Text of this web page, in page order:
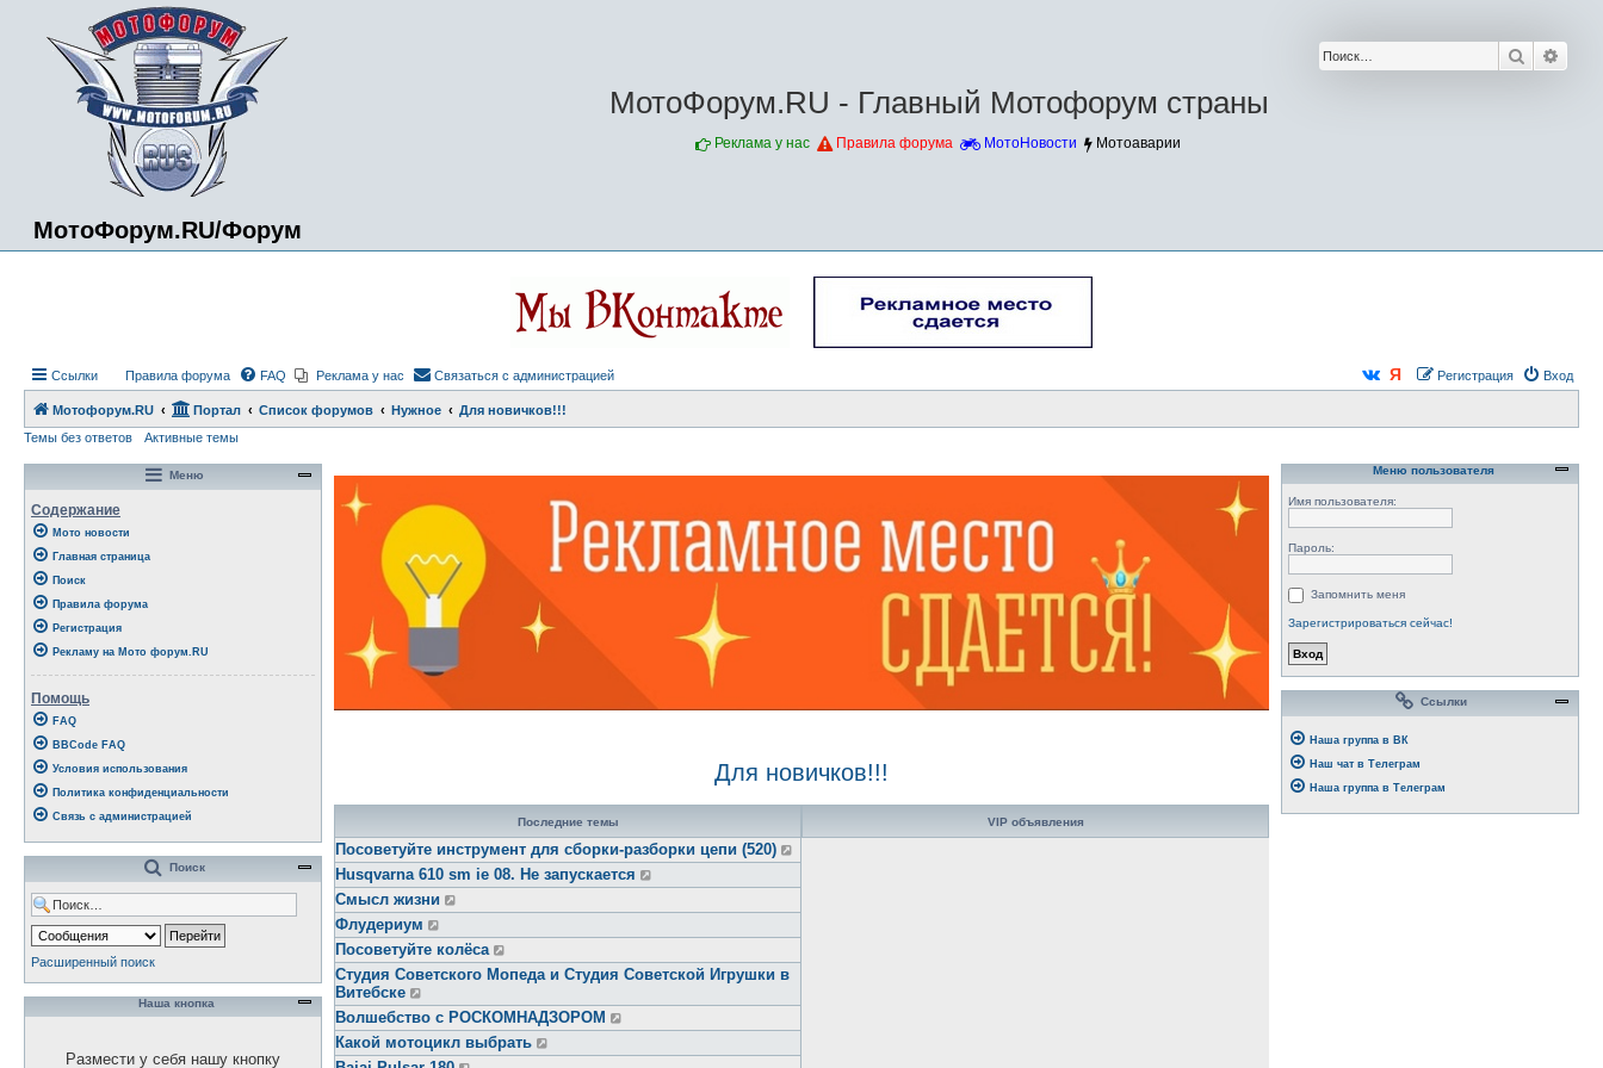
МотоФорум.RU/Форум
Поиск
МотоФорум.RU - Главный Мотофорум страны
Реклама у нас Правила форума МотоНовости Мотоаварии
Ссылки Правила форума FAQ Реклама у нас Связаться с администрацией Вход
Регистрация
Мотофорум.RU Портал Список форумов Нужное
Для новичков!!!
Темы без ответов
Активные темы
Для новичков!!!
Последние темы
Посоветуйте инструмент для сборки-разборки цепи (520)
Husqvarna 610 sm ie 08. Не запускается
Смысл жизни
Флудериум
Посоветуйте колёса
Студия Советского Мопеда и Студия Советской Игрушки в
Витебске
Волшебство с РОСКОМНАДЗОРОМ
Какой мотоцикл выбрать
VIP объявления
Меню
Содержание
Мото новости
Главная страница
Поиск
Правила форума
Регистрация
Рекламу на Мото форум.RU
Помощь
FAQ
BBCode FAQ
Условия использования
Политика конфиденциальности
Связь с администрацией
Поиск
Расширенный поиск
Наша кнопка
Размести у себя нашу кнопку
Меню пользователя
Имя пользователя:
Пароль:
Запомнить меня
Зарегистрироваться сейчас!
Ссылки
Наша группа в ВК
Наш чат в Телеграм
Наша группа в Телеграм